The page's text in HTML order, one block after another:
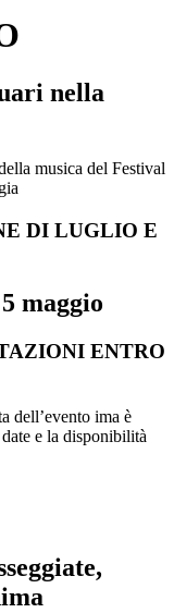
nella
musica del Festival
DI LUGLIO E
maggio
ENTRO
dell’evento ima è
e la disponibilità